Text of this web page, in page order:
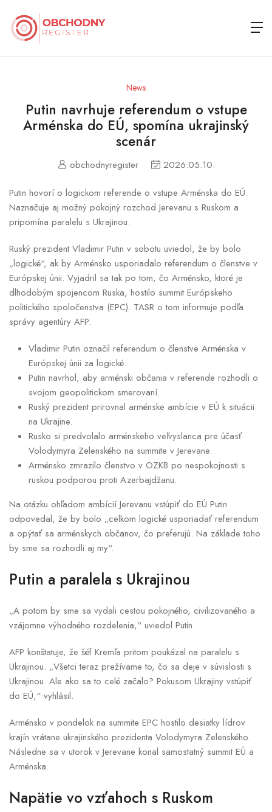
News
Putin navrhuje referendum o vstupe
Arménska do EÚ, spomína ukrajinský
scenár
obchodnyregister 2026.05.10.
Putin hovorí o logickom referende o vstupe Arménska do EÚ.
Naznačuje aj možný pokojný rozchod Jerevanu s Ruskom a
pripomína paralelu s Ukrajinou.
Ruský prezident Vladimir Putin v sobotu uviedol, že by bolo
„logické“, ak by Arménsko usporiadalo referendum o členstve v
Európskej únii. Vyjadril sa tak po tom, čo Arménsko, ktoré je
dlhodobým spojencom Ruska, hostilo summit Európskeho
politického spoločenstva (EPC). TASR o tom informuje podľa
správy agentúry AFP.
Vladimir Putin označil referendum o členstve Arménska v
Európskej únii za logické.
Putin navrhol, aby arménski občania v referende rozhodli o
svojom geopolitickom smerovaní.
Ruský prezident prirovnal arménske ambície v EÚ k situácii
na Ukrajine.
Rusko si predvolalo arménskeho veľvyslanca pre účasť
Volodymyra Zelenského na summite v Jerevane.
Arménsko zmrazilo členstvo v OZKB po nespokojnosti s
ruskou podporou proti Azerbajdžanu.
Na otázku ohľadom ambícií Jerevanu vstúpiť do EÚ Putin
odpovedal, že by bolo „celkom logické usporiadať referendum
a opýtať sa arménskych občanov, čo preferujú. Na základe toho
by sme sa rozhodli aj my“.
Putin a paralela s Ukrajinou
„A potom by sme sa vydali cestou pokojného, civilizovaného a
vzájomne výhodného rozdelenia,“ uviedol Putin.
AFP konštatuje, že šéf Kremľa pritom poukázal na paralelu s
Ukrajinou. „Všetci teraz prežívame to, čo sa deje v súvislosti s
Ukrajinou. Ale ako sa to celé začalo? Pokusom Ukrajiny vstúpiť
do EÚ,“ vyhlásil.
Arménsko v pondelok na summite EPC hostilo desiatky lídrov
krajín vrátane ukrajinského prezidenta Volodymyra Zelenského.
Následne sa v utorok v Jerevane konal samostatný summit EÚ a
Arménska.
Napätie vo vzťahoch s Ruskom